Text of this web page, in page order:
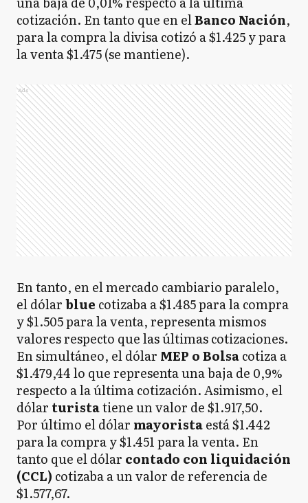
cotización. En tanto que en elBanco Nación,
para la compra la divisa cotizó a $1.425 y para
la venta $1.475 (se mantiene).
Ads
En tanto, en el mercado cambiario paralelo,
el dólarblue cotizaba a $1.485 para la compra
y $1.505 para la venta, representa mismos
valores respecto que las últimas cotizaciones.
En simultáneo, el dólar MEP o Bolsacotiza a
$1.479,44 lo que representa una baja de 0,9%
respecto a la última cotización. Asimismo, el
dólar turistatiene un valor de $1.917,50.
Por último el dólar mayoristaestá $1.442
para la compra y $1.451 para la venta. En
tanto que el dólar contado con liquidación
(CCL) cotizaba a un valor de referencia de
$1.577,67.